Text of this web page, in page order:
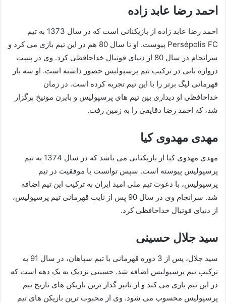
احمد رضا عابد زاده
احمد رضا عابد زاده از بازیکنانی است که در سال 1373 به تیم
Persépolis FC پیوست. او تا سال 80 هم در این تیم بازی می کرد و
سرانجام در سال 80 از دنیای فوتبال خداحافظی کرد. وی در پست
دروازه بانی در ترکیب تیم پرسپولیس حضور داشته است. او سه بار
قهرمانی لیگ برتر را با این تیم تجربه کرده است. در زمان
خداحافظی او دیداری بین تیم های پرسپولیس و بایرن مونیخ برگزار
شد، که احمد رضا دقایقی را به زمین رفت.
مهدی مهدوی کیا
مهدی مهدوی کیا از بازیکنانی می باشد که در سال 1374 به تیم
پرسپولیس پیوسته است. سپس توانست با موفقیت در تیم
پرسپولیس، با دعوت تیم ملی امید ایران به ترکیب این تیم اضافه
شد. سرانجام وی در سال 90 پس از نایب قهرمانی تیم پرسپولیس،
از دنیای فوتبال خداحافظی کرد.
سید جلال حسینی
سید جلال، پس از 3 دوره قهرمانی با تیم سپاهان، در سال 91 به
ترکیب تیم پرسپولیس اضافه شد. حسینی نزدیک به یک دهه است که
در این تیم بازی می کند و از تاثیر گذار ترین بازیکن های تاریخ تیم
پرسپولیس محسوب می شود. وی از محبوب ترین بازیکن های تیم